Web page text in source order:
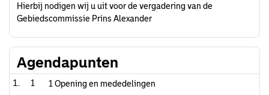
Hierbij nodigen wij u uit voor de vergadering van de
Gebiedscommissie Prins Alexander
Agendapunten
1 1 Opening en mededelingen